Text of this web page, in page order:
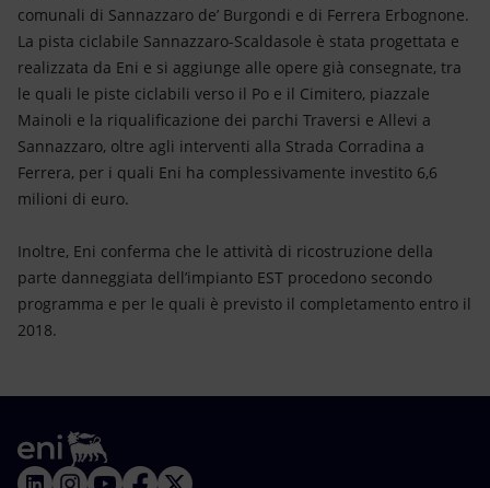
comunali di Sannazzaro de’ Burgondi e di Ferrera Erbognone.
La pista ciclabile Sannazzaro-Scaldasole è stata progettata e
realizzata da Eni e si aggiunge alle opere già consegnate, tra
le quali le piste ciclabili verso il Po e il Cimitero, piazzale
Mainoli e la riqualificazione dei parchi Traversi e Allevi a
Sannazzaro, oltre agli interventi alla Strada Corradina a
Ferrera, per i quali Eni ha complessivamente investito 6,6
milioni di euro.
Inoltre, Eni conferma che le attività di ricostruzione della
parte danneggiata dell’impianto EST procedono secondo
programma e per le quali è previsto il completamento entro il
2018.